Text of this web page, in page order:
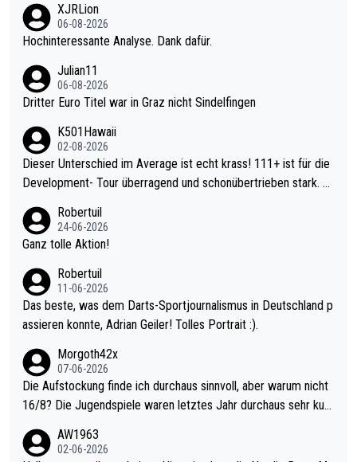
XJRLion
06-08-2026
Hochinteressante Analyse. Dank dafür.
Julian11
06-08-2026
Dritter Euro Titel war in Graz nicht Sindelfingen
K501Hawaii
02-08-2026
Dieser Unterschied im Average ist echt krass! 111+ ist für die
Development- Tour überragend und schonübertrieben stark. U
mal 40+ erst recht. Da gewinnst keinen Blumentopf - ist ja noc
h krasser wie ein Pokalspiel eines Kreisligisten vs einem Bund
Robertuil
24-06-2026
Ganz tolle Aktion!
Robertuil
11-06-2026
Das beste, was dem Darts-Sportjournalismus in Deutschland p
assieren konnte, Adrian Geiler! Tolles Portrait :).
Morgoth42x
07-06-2026
Die Aufstockung finde ich durchaus sinnvoll, aber warum nicht
16/8? Die Jugendspiele waren letztes Jahr durchaus sehr kurz
Allerdings ist Mitchell Lawrie als Nummer 1 der Welt eh qualifi
AW1963
02-06-2026